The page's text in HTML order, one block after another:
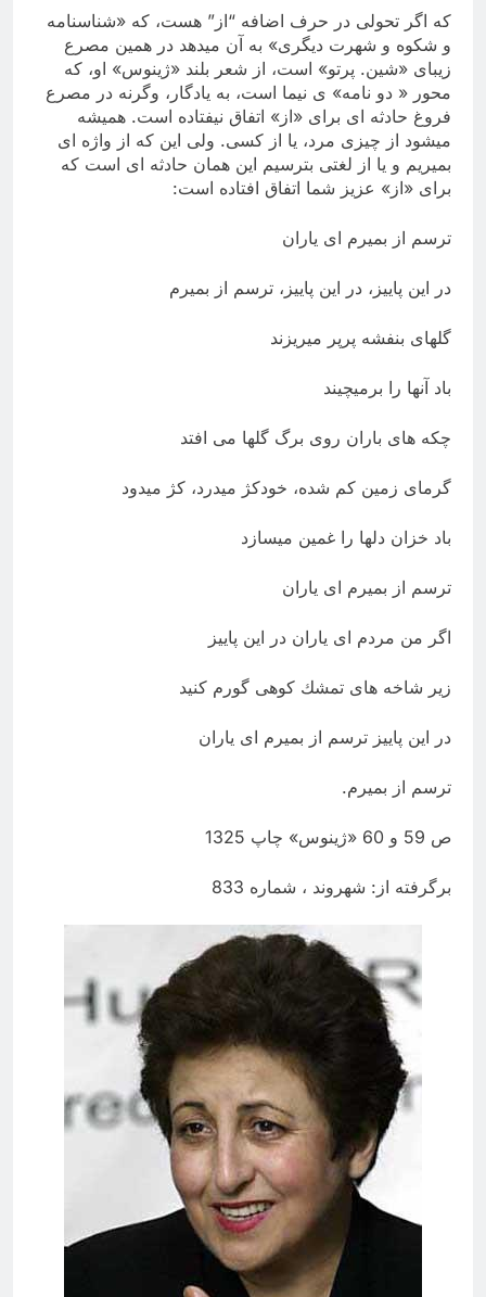
كه اگر تحولی در حرف اضافه “از” هست، كه «شناسنامه
و شكوه و شهرت دیگری» به آن میدهد در همین مصرع
زیبای «شین. پرتو» است، از شعر بلند «ژینوس» او، كه
محور « دو نامه» ی نیما است، به یادگار، وگرنه در مصرع
فروغ حادثه ای برای «از» اتفاق نیفتاده است. همیشه
میشود از چیزی مرد، یا از كسی. ولی این كه از واژه ای
بمیریم و یا از لغتی بترسیم این همان حادثه ای است كه
برای «از» عزیز شما اتفاق افتاده است:
ترسم از بمیرم ای یاران
در این پاییز، در این پاییز، ترسم از بمیرم
گلهای بنفشه پرپر میریزند
باد آنها را برمیچیند
چكه های باران روی برگ گلها می افتد
گرمای زمین كم شده، خودكژ میدرد، كژ میدود
باد خزان دلها را غمین میسازد
ترسم از بمیرم ای یاران
اگر من مردم ای یاران در این پاییز
زیر شاخه های تمشك كوهی گورم كنید
در این پاییز ترسم از بمیرم ای یاران
ترسم از بمیرم.
ص 59 و 60 «ژینوس» چاپ 1325
برگرفته از: شهروند ، شماره 833